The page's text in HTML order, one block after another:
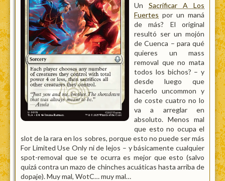
Un Sacrificar A Los
Fuertes por un maná
de más? El original
resultó ser un mojón
de Cuenca – para qué
quieres un mass
removal que no mata
todos los bichos? – y
desde luego que
hacerlo uncommon y
de coste cuatro no lo
va a arreglar en
absoluto. Menos mal
que esto no ocupa el
slot de la rara en los sobres, porque esto no puede ser más
For Limited Use Only ni de lejos – y básicamente cualquier
spot-removal que se te ocurra es mejor que esto (salvo
quizá contra un mazo de chinches acuáticas hasta arriba de
dopaje). Muy mal, WotC… muy mal…